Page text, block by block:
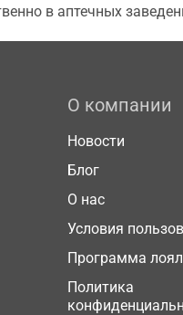
в аптечных
О компании
Новости
Блог
О нас
Условия
Программа
Политика